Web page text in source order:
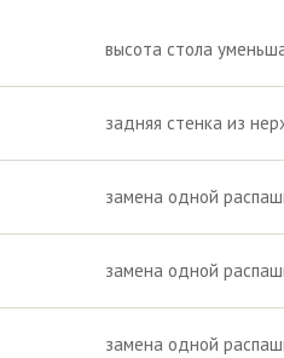
высота стола
задняя стенка из
замена одной
замена одной
замена одной